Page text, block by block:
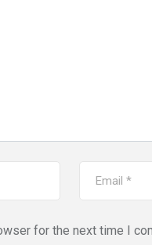
for the next time I